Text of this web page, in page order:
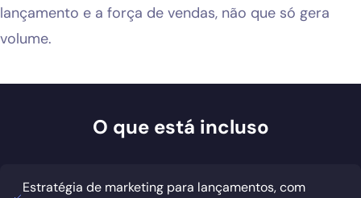
lançamento e a força de vendas, não que só gera
volume.
O que está incluso
Estratégia de marketing para lançamentos, com